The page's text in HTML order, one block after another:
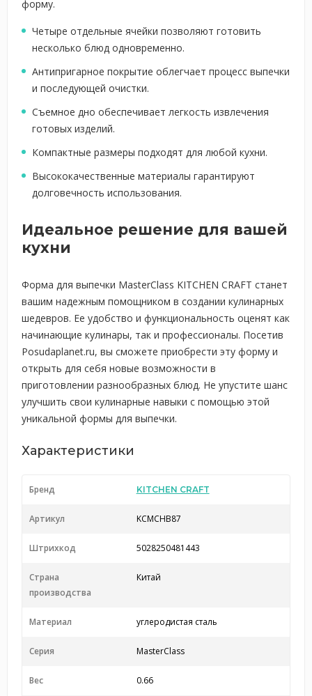
форму.
Четыре отдельные ячейки позволяют готовить
несколько блюд одновременно.
Антипригарное покрытие облегчает процесс выпечки
и последующей очистки.
Съемное дно обеспечивает легкость извлечения
готовых изделий.
Компактные размеры подходят для любой кухни.
Высококачественные материалы гарантируют
долговечность использования.
Идеальное решение для вашей
кухни
Форма для выпечки MasterClass KITCHEN CRAFT станет
вашим надежным помощником в создании кулинарных
шедевров. Ее удобство и функциональность оценят как
начинающие кулинары, так и профессионалы. Посетив
Posudaplanet.ru, вы сможете приобрести эту форму и
открыть для себя новые возможности в
приготовлении разнообразных блюд. Не упустите шанс
улучшить свои кулинарные навыки с помощью этой
уникальной формы для выпечки.
Характеристики
Бренд KITCHEN CRAFT
Артикул KCMCHB87
Штрихкод 5028250481443
Страна
производства
Китай
Материал углеродистая сталь
Серия MasterClass
Вес 0.66